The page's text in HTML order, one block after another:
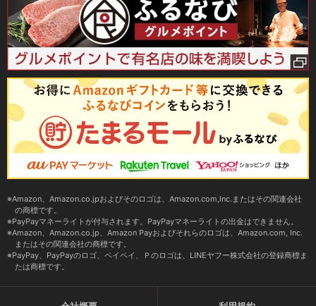
Amazon、Amazon.co.jpおよびそのロゴは、Amazon.com,Inc.またはその関連会社
の商標です。
PayPayマネーライトが付与されます。PayPayマネーライトの出金はできません。
Amazon、Amazon.co.jp、Amazon Payおよびそれらのロゴは、Amazon.com, Inc.
またはその関連会社の商標です。
PayPay、PayPayのロゴ、ペイペイ、Ｐのロゴは、LINEヤフー株式会社の登録商標ま
たは商標です。